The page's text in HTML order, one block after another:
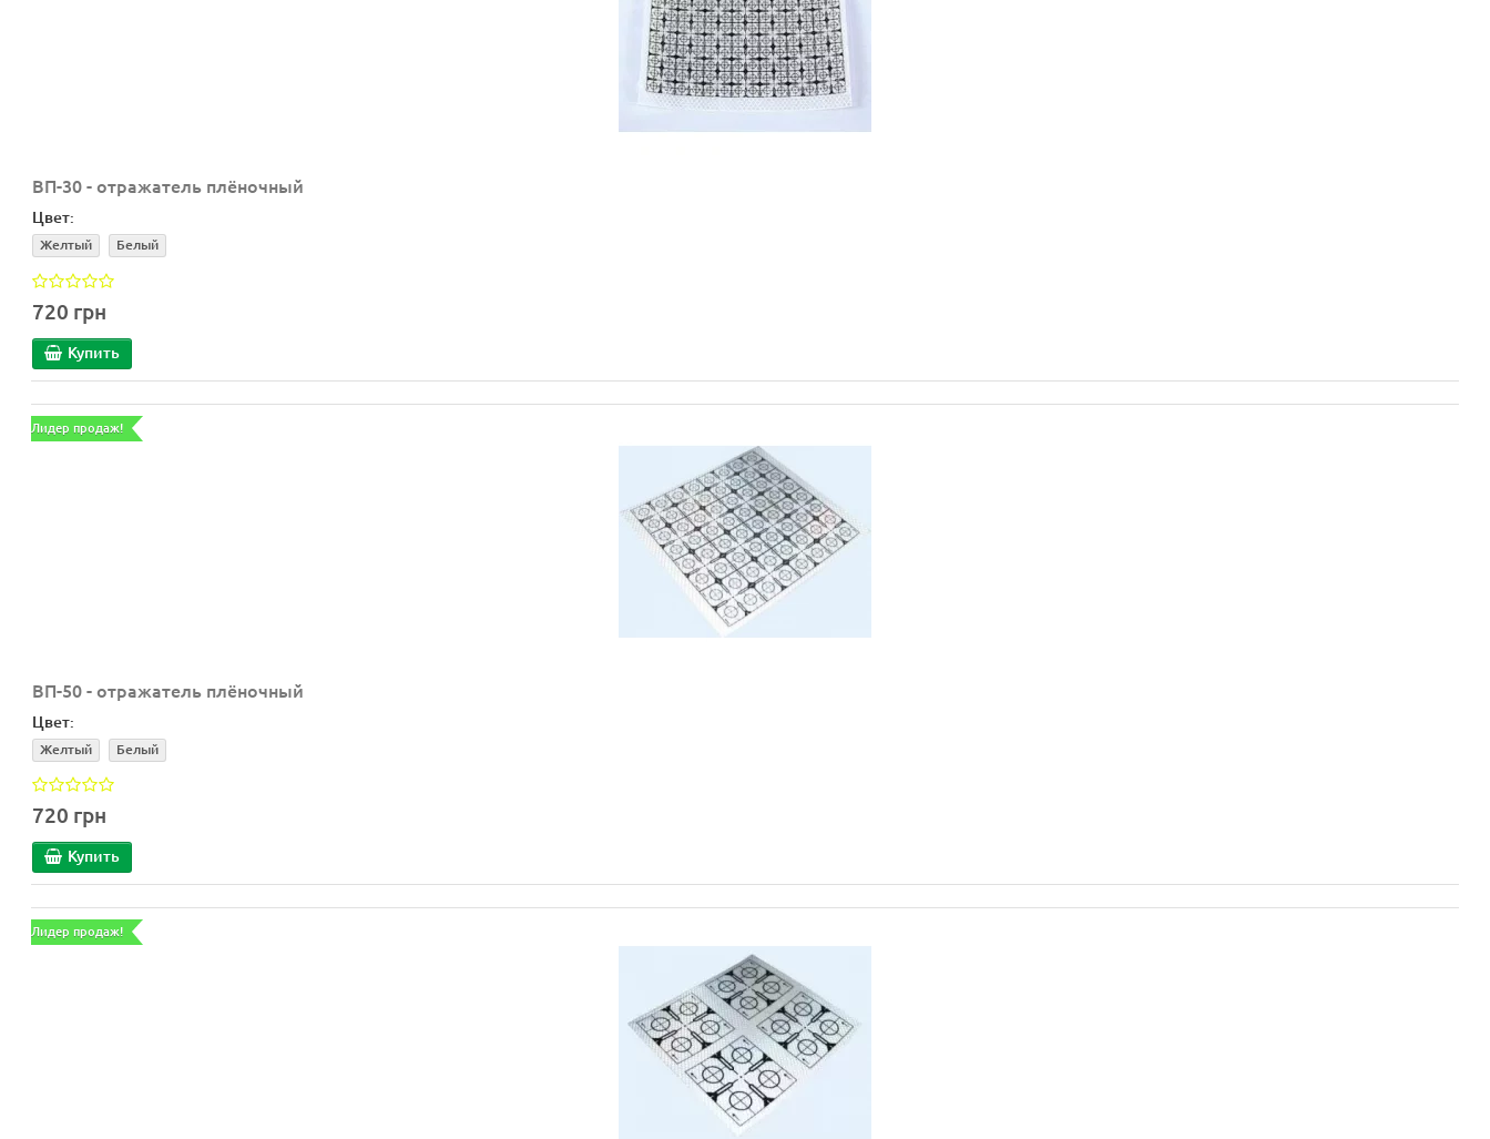
ВП-30 - отражатель плёночный
Цвет:
Желтый Белый
720 грн
Купить
Лидер продаж!
ВП-50 - отражатель плёночный
Цвет:
Желтый Белый
720 грн
Купить
Лидер продаж!